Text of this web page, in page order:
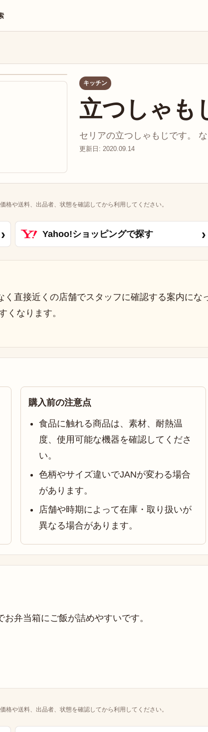
キッチン
立つしゃも
セリアの立つしゃもじです。
更新日: 2020.09.14
格や送料、出品者、状態を確認してから利用してください。
› Yahoo!ショッピングで探す ›
直接近くの店舗でスタッフに確認する案内に
くなります。
購入前の注意点
食品に触れる商品は、素材、耐熱温
度、使用可能な機器を確認してくださ
い。
色柄やサイズ違いでJANが変わる場合
があります。
店舗や時期によって在庫・取り扱いが
異なる場合があります。
弁当箱にご飯が詰めやすいです。
格や送料、出品者、状態を確認してから利用してください。